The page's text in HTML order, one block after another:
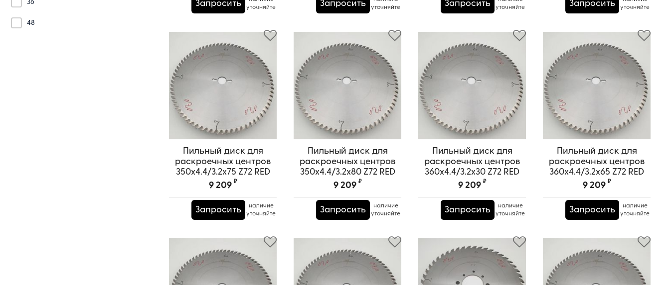
36
48
Запросить
уточняйте
Запросить
уточняйте
Запросить
уточняйте
Запросить
уточняйте
Пильный диск для
раскроечных центров
350x4.4/3.2x75 Z72 RED
SAMURAI
9 209 ₽
Запросить
наличие
уточняйте
Пильный диск для
раскроечных центров
350x4.4/3.2x80 Z72 RED
SAMURAI
9 209 ₽
Запросить
наличие
уточняйте
Пильный диск для
раскроечных центров
360x4.4/3.2x30 Z72 RED
SAMURAI
9 209 ₽
Запросить
наличие
уточняйте
Пильный диск для
раскроечных центров
360x4.4/3.2x65 Z72 RED
SAMURAI
9 209 ₽
Запросить
наличие
уточняйте